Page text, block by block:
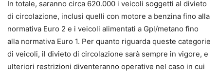
In totale, saranno circa 620.000 i veicoli soggetti al divieto
di circolazione, inclusi quelli con motore a benzina fino alla
normativa Euro 2 e i veicoli alimentati a Gpl/metano fino
alla normativa Euro 1. Per quanto riguarda queste categorie
di veicoli, il divieto di circolazione sarà sempre in vigore, e
ulteriori restrizioni diventeranno operative nel caso in cui